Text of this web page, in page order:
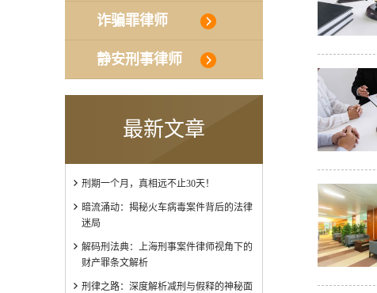
诈骗罪律师
静安刑事律师
最新文章
刑期一个月，真相远不止30天！
暗流涌动：揭秘火车病毒案件背后的法律
迷局
解码刑法典：上海刑事案件律师视角下的
财产罪条文解析
刑律之路：深度解析减刑与假释的神秘面